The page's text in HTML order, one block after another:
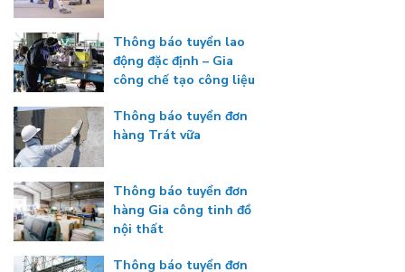
Thông báo tuyển lao
động đặc định – Gia
công chế tạo công liệu
Thông báo tuyển đơn
hàng Trát vữa
Thông báo tuyển đơn
hàng Gia công tinh đồ
nội thất
Thông báo tuyển đơn